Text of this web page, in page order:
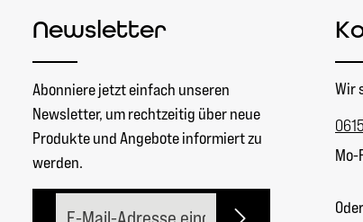
Newsletter
Abonniere jetzt einfach unseren
Newsletter, um rechtzeitig über neue
Produkte und Angebote informiert zu
werden.
Wir
Mo-